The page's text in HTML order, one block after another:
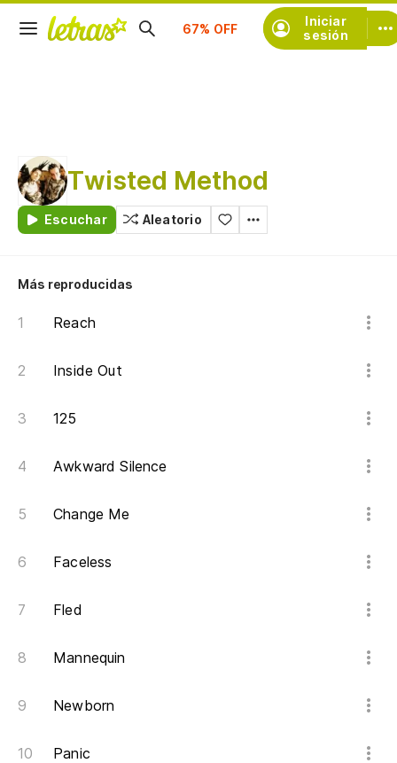
Iniciar
sesión
Suscríbete
Twisted Method
Escuchar Aleatorio
Más reproducidas
Reach
Inside Out
125
Awkward Silence
Change Me
Faceless
Fled
Mannequin
Newborn
Panic